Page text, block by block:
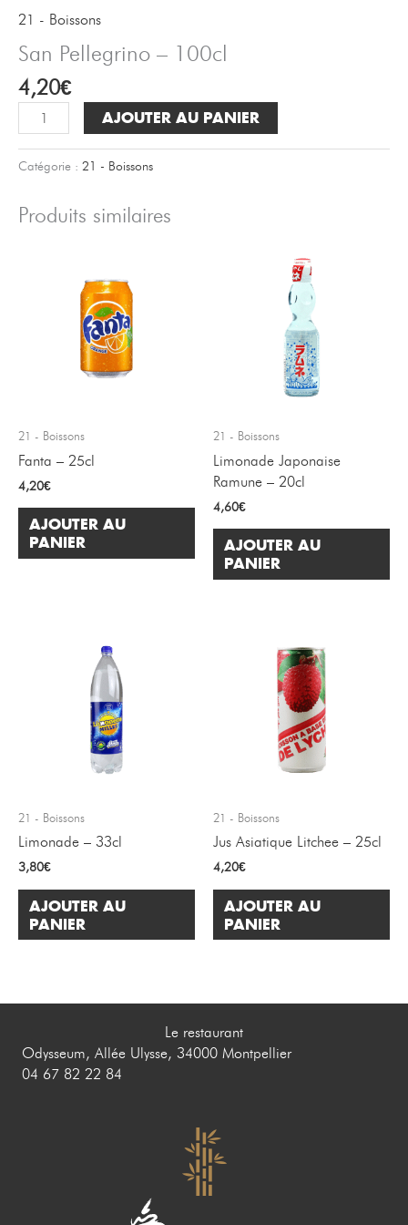
21 - Boissons
San Pellegrino – 100cl
4,20€
quantité
de
San
Pellegrino
100cl
AJOUTER AU PANIER
Catégorie : 21 - Boissons
Produits similaires
21 - Boissons
Fanta – 25cl
4,20€
AJOUTER AU
PANIER
21 - Boissons
Limonade Japonaise
Ramune – 20cl
4,60€
AJOUTER AU
PANIER
21 - Boissons
Limonade – 33cl
3,80€
AJOUTER AU
PANIER
21 - Boissons
Jus Asiatique Litchee – 25cl
4,20€
AJOUTER AU
PANIER
Le restaurant
Odysseum, Allée Ulysse, 34000 Montpellier
04 67 82 22 84